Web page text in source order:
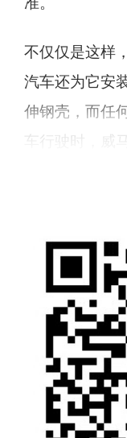
不仅仅是这样
汽车还为它安
伸钢壳，而任
车行驶时，威
快速切断整个
为了更好地回
上海、深圳、
了“夏季试驾
上预约注册，
试驾，可获得